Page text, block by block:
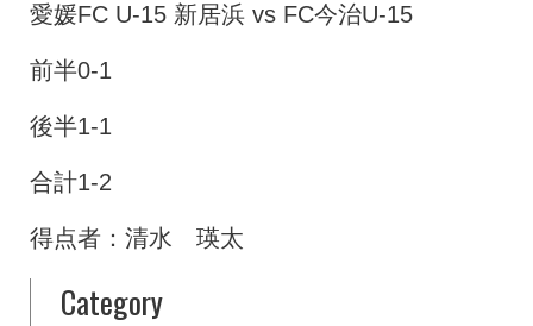
特設ページ
愛媛FC U-15 新居浜 vs FC今治U-15
前半0-1
後半1-1
合計1-2
得点者：清水 瑛太
Category